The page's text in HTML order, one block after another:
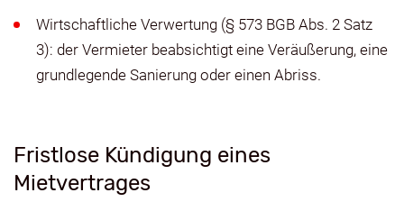
Wirtschaftliche Verwertung (§ 573 BGB Abs. 2 Satz
3): der Vermieter beabsichtigt eine Veräußerung, eine
grundlegende Sanierung oder einen Abriss.
Fristlose Kündigung eines
Mietvertrages